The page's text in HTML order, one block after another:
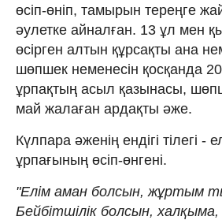
өсіп-өніп, тамырын тереңге
әулетке айналған. 13 ұл мен
өсірген алтын құрсақты ана
шөпшек неменесін қосқанда
ұрпақтың асыл қазынасы,
май жалаған ардақты әже.
Күлпара әженің ендігі тілегі -
ұрпағының өсіп-өнгені.
"Елім аман болсын, жұртым
Бейбітшілік болсын,